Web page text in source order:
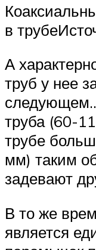
в
А
труб у нее
труба (60-
трубе
мм) таким
задевают
В то же
является